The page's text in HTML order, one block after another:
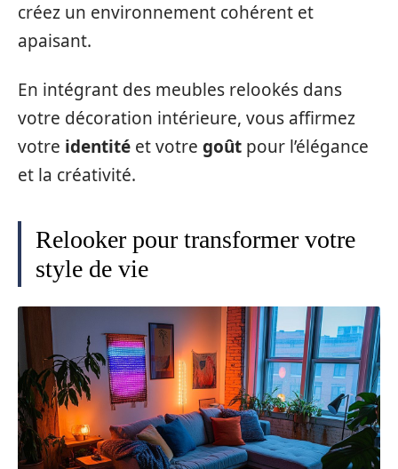
créez un environnement cohérent et
apaisant.
En intégrant des meubles relookés dans
votre décoration intérieure, vous affirmez
votre identité et votre goût pour l’élégance
et la créativité.
Relooker pour transformer votre
style de vie